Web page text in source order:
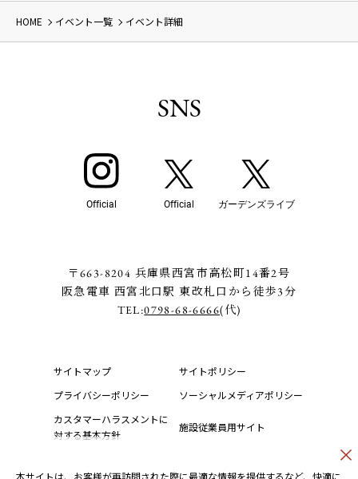
本サイトは、お客様が再訪問された際に最適な情報を提供するなど、快適に
HOME イベント一覧 イベント詳細
SNS
Official Official ガーデンズライブ
〒663-8204 兵庫県西宮市高松町14番2号
阪急電車 西宮北口駅 東改札口から徒歩3分
TEL:0798-68-6666(代)
サイトマップ
サイトポリシー
プライバシーポリシー
ソーシャルメディアポリシー
カスタマーハラスメントに
対する基本方針
施設従業員用サイト